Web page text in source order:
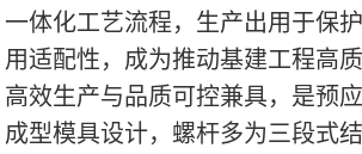
一体化工艺流程，生产出用于保
用适配性，成为推动基建工程高
高效生产与品质可控兼具，是预
成型模具设计，螺杆多为三段式